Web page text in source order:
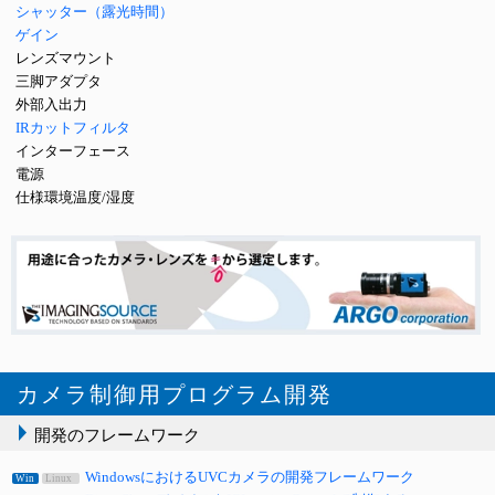
シャッター（露光時間）
ゲイン
レンズマウント
三脚アダプタ
外部入出力
IRカットフィルタ
インターフェース
電源
仕様環境温度/湿度
カメラ制御用プログラム開発
開発のフレームワーク
Win Linux WindowsにおけるUVCカメラの開発フレームワーク